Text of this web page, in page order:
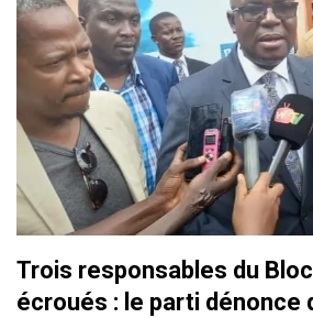
Trois responsables du Bloc
écroués : le parti dénonce